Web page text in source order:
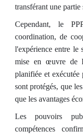
transférant une
Cependant, le
coordination, de
l'expérience entre le
mise en œuvre de
planifiée et
sont protégés, que
que les avantages
Les pouvoirs
compétences